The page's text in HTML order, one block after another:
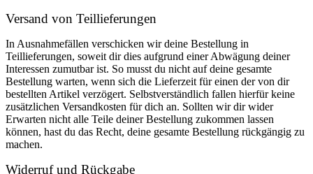
Versand von Teillieferungen
In Ausnahmefällen verschicken wir deine Bestellung in
Teillieferungen, soweit dir dies aufgrund einer Abwägung deiner
Interessen zumutbar ist. So musst du nicht auf deine gesamte
Bestellung warten, wenn sich die Lieferzeit für einen der von dir
bestellten Artikel verzögert. Selbstverständlich fallen hierfür keine
zusätzlichen Versandkosten für dich an. Sollten wir dir wider
Erwarten nicht alle Teile deiner Bestellung zukommen lassen
können, hast du das Recht, deine gesamte Bestellung rückgängig zu
machen.
Widerruf und Rückgabe